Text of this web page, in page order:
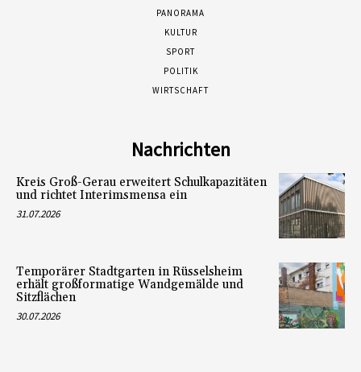
PANORAMA
KULTUR
SPORT
POLITIK
WIRTSCHAFT
Nachrichten
Kreis Groß-Gerau erweitert Schulkapazitäten
und richtet Interimsmensa ein
31.07.2026
Temporärer Stadtgarten in Rüsselsheim
erhält großformatige Wandgemälde und
Sitzflächen
30.07.2026